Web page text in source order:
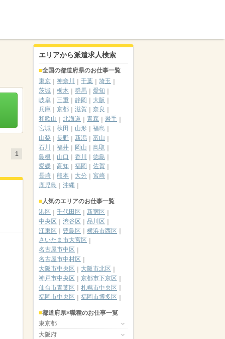
1
エリアから派遣求人検索
全国の都道府県のお仕事一覧
東京
神奈川 千葉
埼玉
茨城
栃木 群馬
愛知
岐阜
三重 静岡
大阪
兵庫
京都 滋賀
奈良
和歌山
北海道 青森
岩手
宮城
秋田 山形
福島
山梨
長野 新潟
富山
石川
福井 岡山
鳥取
島根
山口 香川
徳島
愛媛
高知 福岡
佐賀
長崎
熊本 大分
宮崎
鹿児島
沖縄
人気のエリアのお仕事一覧
港区
千代田区
新宿区
中央区
渋谷区
品川区
江東区
豊島区
横浜市西区
さいたま市大宮区
名古屋市中区
名古屋市中村区
大阪市中央区
大阪市北区
神戸市中央区
京都市下京区
仙台市青葉区
札幌市中央区
福岡市中央区
福岡市博多区
都道府県×職種のお仕事一覧
東京都
大阪府